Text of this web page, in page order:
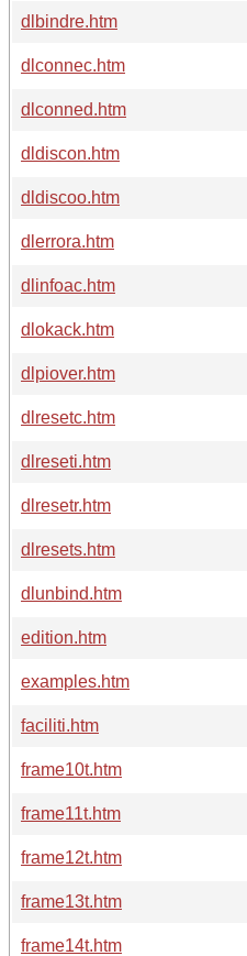
dlbindre.htm
dlconnec.htm
dlconned.htm
dldiscon.htm
dldiscoo.htm
dlerrora.htm
dlinfoac.htm
dlokack.htm
dlpiover.htm
dlresetc.htm
dlreseti.htm
dlresetr.htm
dlresets.htm
dlunbind.htm
edition.htm
examples.htm
faciliti.htm
frame10t.htm
frame11t.htm
frame12t.htm
frame13t.htm
frame14t.htm